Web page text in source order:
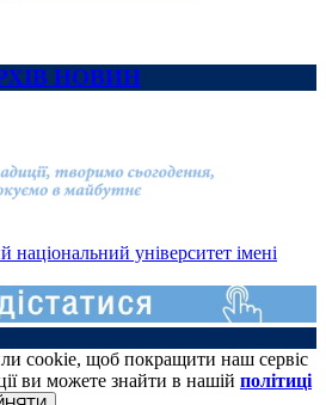
НОВИН
національний університет імені
cookie, щоб покращити наш сервіс
ви можете знайти в нашій політиці